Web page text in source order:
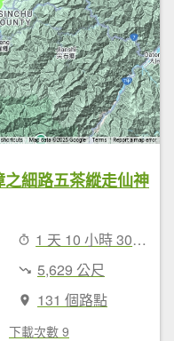
細路五茶縱走仙神
1 天 10 小時 30 分鐘
5,629 公尺
131 個路點
下載次數 9